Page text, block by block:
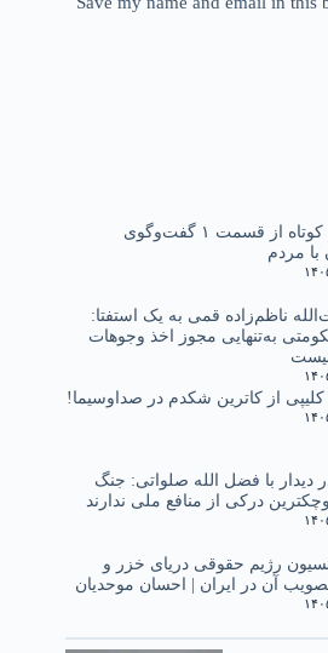
۶ نکته‌ی کوتاه از قسمت ۱ گفت‌وگوی
با مردم
ناظم‌زاده قمی به یک استفتا:
به‌تنهایی مجوز اخذ وجوهات
از کاترین شکدم در صداوسیما!
دیدار با فضل الله صلواتی: جنگ
درکی از منافع ملی ندارند
رژیم حقوقی دریای خزر و
آن در ایران | احسان موحدیان